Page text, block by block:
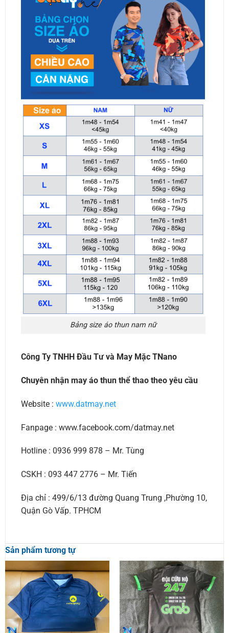
Bảng size áo thun nam nữ
Công Ty TNHH Đầu Tư và May Mặc TNano
Chuyên nhận may áo thun thể thao theo yêu cầu
Website : www.datmay.net
Fanpage : www.facebook.com/datmay.net
Hotline : 0936 999 878 – Mr. Tùng
CSKH : 093 447 2776 – Mr. Tiến
Địa chỉ : 499/6/13 đường Quang Trung ,Phường 10,
Quận Gò Vấp. TPHCM
Sản phẩm tương tự